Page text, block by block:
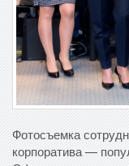
Фотосъемка
корпоратива —